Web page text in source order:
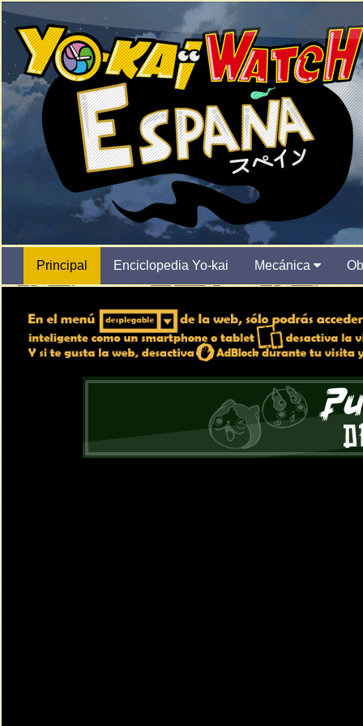
Principal Enciclopedia Yo-kai Mecánica